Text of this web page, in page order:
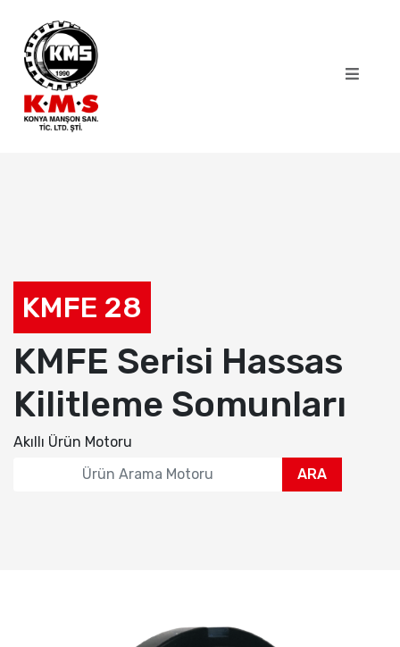
KMFE 28
KMFE Serisi Hassas
Kilitleme Somunları
Akıllı Ürün Motoru
ARA